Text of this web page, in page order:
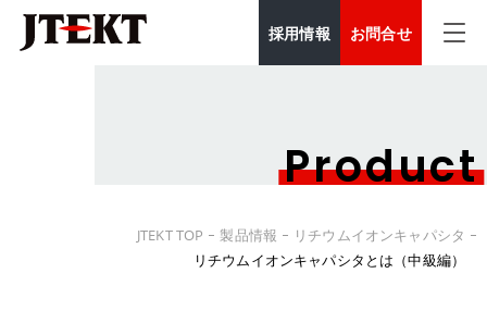
採用情報 お問合せ
Product
JTEKT TOP 製品情報
リチウムイオンキャパシタ
リチウムイオンキャパシタとは（中級編）